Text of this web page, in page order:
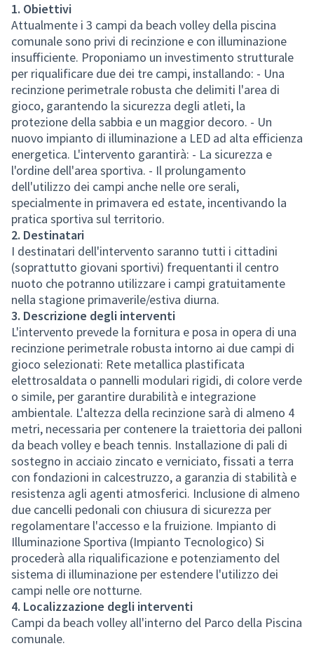
1. Obiettivi
Attualmente i 3 campi da beach volley della piscina
comunale sono privi di recinzione e con illuminazione
insufficiente. Proponiamo un investimento strutturale
per riqualificare due dei tre campi, installando: - Una
recinzione perimetrale robusta che delimiti l'area di
gioco, garantendo la sicurezza degli atleti, la
protezione della sabbia e un maggior decoro. - Un
nuovo impianto di illuminazione a LED ad alta efficienza
energetica. L'intervento garantirà: - La sicurezza e
l'ordine dell'area sportiva. - Il prolungamento
dell'utilizzo dei campi anche nelle ore serali,
specialmente in primavera ed estate, incentivando la
pratica sportiva sul territorio.
2. Destinatari
I destinatari dell'intervento saranno tutti i cittadini
(soprattutto giovani sportivi) frequentanti il centro
nuoto che potranno utilizzare i campi gratuitamente
nella stagione primaverile/estiva diurna.
3. Descrizione degli interventi
L'intervento prevede la fornitura e posa in opera di una
recinzione perimetrale robusta intorno ai due campi di
gioco selezionati: Rete metallica plastificata
elettrosaldata o pannelli modulari rigidi, di colore verde
o simile, per garantire durabilità e integrazione
ambientale. L'altezza della recinzione sarà di almeno 4
metri, necessaria per contenere la traiettoria dei palloni
da beach volley e beach tennis. Installazione di pali di
sostegno in acciaio zincato e verniciato, fissati a terra
con fondazioni in calcestruzzo, a garanzia di stabilità e
resistenza agli agenti atmosferici. Inclusione di almeno
due cancelli pedonali con chiusura di sicurezza per
regolamentare l'accesso e la fruizione. Impianto di
Illuminazione Sportiva (Impianto Tecnologico) Si
procederà alla riqualificazione e potenziamento del
sistema di illuminazione per estendere l'utilizzo dei
campi nelle ore notturne.
4. Localizzazione degli interventi
Campi da beach volley all'interno del Parco della Piscina
comunale.